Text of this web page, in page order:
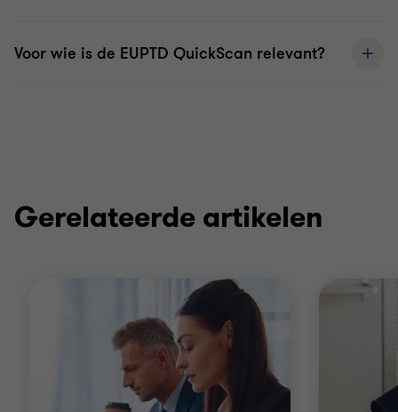
Voor wie is de EUPTD QuickScan relevant?
Gerelateerde artikelen